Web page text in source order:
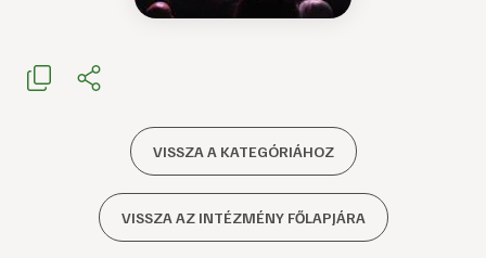
VISSZA A KATEGÓRIÁHOZ
VISSZA AZ INTÉZMÉNY FŐLAPJÁRA